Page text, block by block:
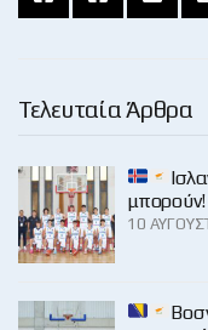
Τελευταία Άρθρα
μπορούν!
10